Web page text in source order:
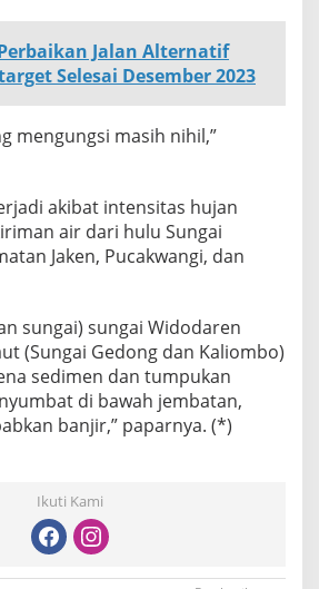
Jalan Alternatif
Selesai Desember 2023
mengungsi masih nihil,”
akibat intensitas hujan
air dari hulu Sungai
Jaken, Pucakwangi, dan
sungai) sungai Widodaren
(Sungai Gedong dan Kaliombo)
sedimen dan tumpukan
di bawah jembatan,
banjir,” paparnya. (*)
Ikuti Kami